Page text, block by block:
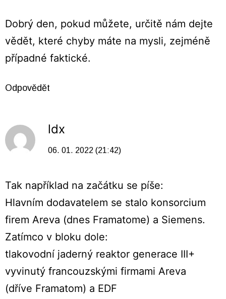
Dobrý den, pokud můžete, určitě nám dejte
vědět, které chyby máte na mysli, zejméně
případné faktické.
Odpovědět
ldx
06. 01. 2022 (21:42)
Tak například na začátku se píše:
Hlavním dodavatelem se stalo konsorcium
firem Areva (dnes Framatome) a Siemens.
Zatímco v bloku dole:
tlakovodní jaderný reaktor generace III+
vyvinutý francouzskými firmami Areva
(dříve Framatom) a EDF